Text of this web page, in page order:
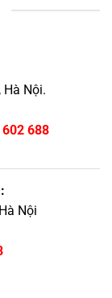
Hà Nội.
688
Nội